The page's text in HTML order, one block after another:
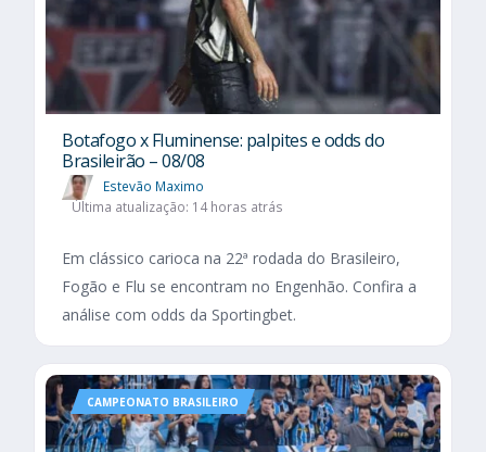
Botafogo x Fluminense: palpites e odds do
Brasileirão – 08/08
Estevão Maximo
Última atualização: 14 horas atrás
Em clássico carioca na 22ª rodada do Brasileiro,
Fogão e Flu se encontram no Engenhão. Confira a
análise com odds da Sportingbet.
CAMPEONATO BRASILEIRO